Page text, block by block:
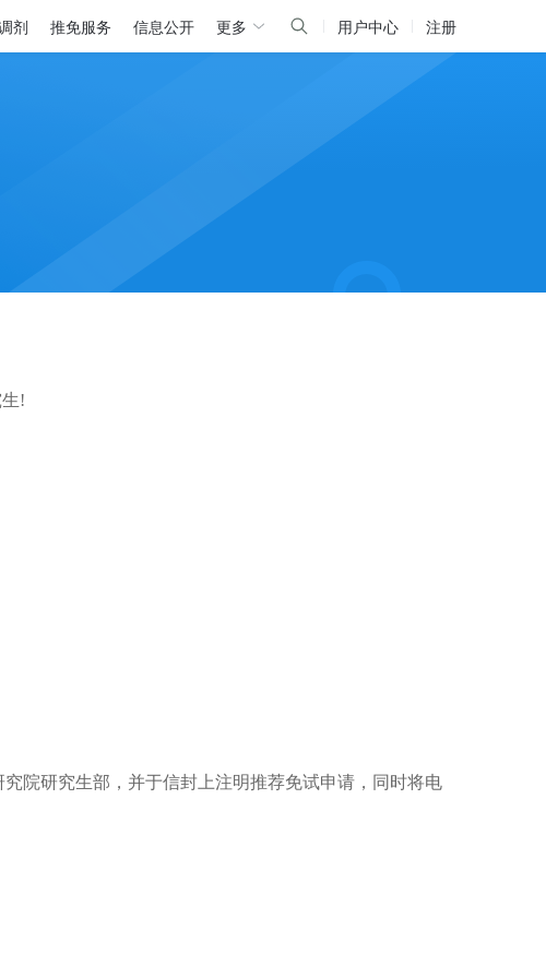
剂 推免服务 信息公开 更多 用户中心 注册
!
院研究生部，并于信封上注明推荐免试申请，同时将电